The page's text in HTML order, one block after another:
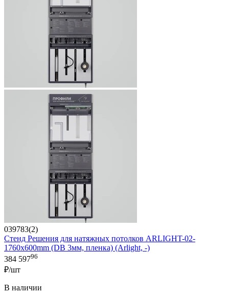
039783(2)
Стенд Решения для натяжных потолков ARLIGHT-02-
1760x600mm (DB 3мм, пленка) (Arlight, -)
384 59796
₽/шт
В наличии